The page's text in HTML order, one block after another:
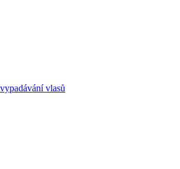
vlasů